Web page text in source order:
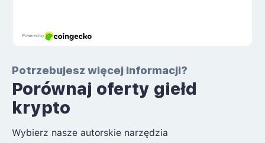
Potrzebujesz więcej informacji?
Porównaj oferty giełd
krypto
Wybierz nasze autorskie narzędzia